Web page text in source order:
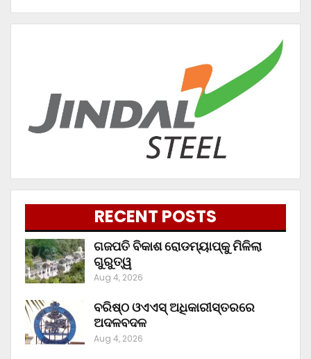
RECENT POSTS
ଗଜପତି ବିକାଶ ରୋଡମ୍ୟାପ୍‌କୁ ମିଳିଲା
ଗୁରୁତ୍ୱ
Aug 4, 2026
ବରିଷ୍ଠ ଓଏଏସ୍‌ ଅଧିକାରୀସ୍ତରରେ
ଅଦଳବଦଳ
Aug 4, 2026